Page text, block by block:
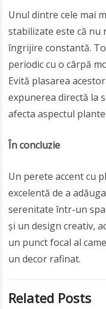
Unul dintre cele mai
stabilizate este că nu
îngrijire constantă.
periodic cu o cârpă
Evită plasarea
expunerea directă la
afecta aspectul
În concluzie
Un perete accent cu
excelentă de a
serenitate într-un
și un design creativ,
un punct focal al
un decor rafinat.
Related Posts